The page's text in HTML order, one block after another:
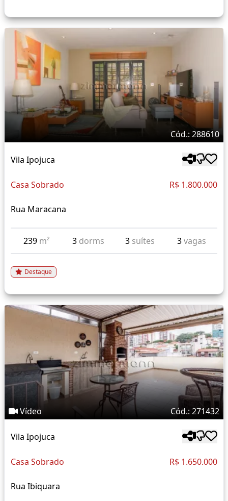
Cód.: 288610
Vila Ipojuca
Casa Sobrado R$ 1.800.000
Rua Maracana
239 m² 3 dorms 3 suítes 3vagas
Destaque
Vídeo Cód.: 271432
Vila Ipojuca
Casa Sobrado R$ 1.650.000
Rua Ibiquara